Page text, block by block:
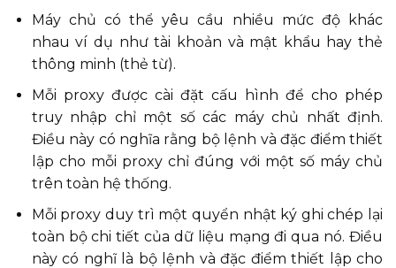
Máy chủ có thể yêu cầu nhiều mức độ khác
nhau ví dụ như tài khoản và mật khẩu hay thẻ
thông minh (thẻ từ).
Mỗi proxy được cài đặt cấu hình để cho phép
truy nhập chỉ một số các máy chủ nhất định.
Điều này có nghĩa rằng bộ lệnh và đặc điểm thiết
lập cho mỗi proxy chỉ đúng với một số máy chủ
trên toàn hệ thống.
Mỗi proxy duy trì một quyển nhật ký ghi chép lại
toàn bộ chi tiết của dữ liệu mạng đi qua nó. Điều
này có nghĩ là bộ lệnh và đặc điểm thiết lập cho